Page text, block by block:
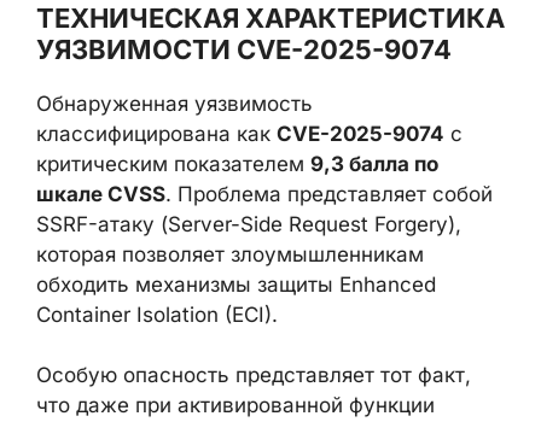
ТЕХНИЧЕСКАЯ ХАРАКТЕРИСТИКА
УЯЗВИМОСТИ CVE-2025-9074
Обнаруженная уязвимость
классифицирована как CVE-2025-9074 с
критическим показателем 9,3 балла по
шкале CVSS. Проблема представляет собой
SSRF-атаку (Server-Side Request Forgery),
которая позволяет злоумышленникам
обходить механизмы защиты Enhanced
Container Isolation (ECI).
Особую опасность представляет тот факт,
что даже при активированной функции